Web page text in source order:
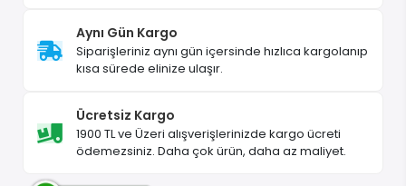
Aynı Gün Kargo
Siparişleriniz aynı gün içersinde hızlıca kargolanıp
kısa sürede elinize ulaşır.
Ücretsiz Kargo
1900 TL ve Üzeri alışverişlerinizde kargo ücreti
ödemezsiniz. Daha çok ürün, daha az maliyet.